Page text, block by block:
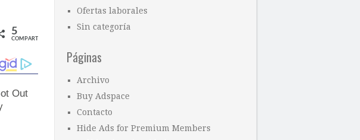
5
COMPARTIR
Ofertas laborales
Sin categoría
Páginas
Archivo
Buy Adspace
Contacto
Hide Ads for Premium Members